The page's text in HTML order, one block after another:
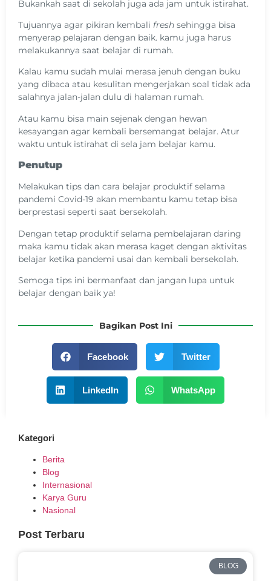
Bukankah saat di sekolah juga ada jam untuk istirahat.
Tujuannya agar pikiran kembali fresh sehingga bisa
menyerap pelajaran dengan baik. kamu juga harus
melakukannya saat belajar di rumah.
Kalau kamu sudah mulai merasa jenuh dengan buku
yang dibaca atau kesulitan mengerjakan soal tidak ada
salahnya jalan-jalan dulu di halaman rumah.
Atau kamu bisa main sejenak dengan hewan
kesayangan agar kembali bersemangat belajar. Atur
waktu untuk istirahat di sela jam belajar kamu.
Penutup
Melakukan tips dan cara belajar produktif selama
pandemi Covid-19 akan membantu kamu tetap bisa
berprestasi seperti saat bersekolah.
Dengan tetap produktif selama pembelajaran daring
maka kamu tidak akan merasa kaget dengan aktivitas
belajar ketika pandemi usai dan kembali bersekolah.
Semoga tips ini bermanfaat dan jangan lupa untuk
belajar dengan baik ya!
Bagikan Post Ini
Facebook Twitter
LinkedIn WhatsApp
Kategori
Berita
Blog
Internasional
Karya Guru
Nasional
Post Terbaru
BLOG